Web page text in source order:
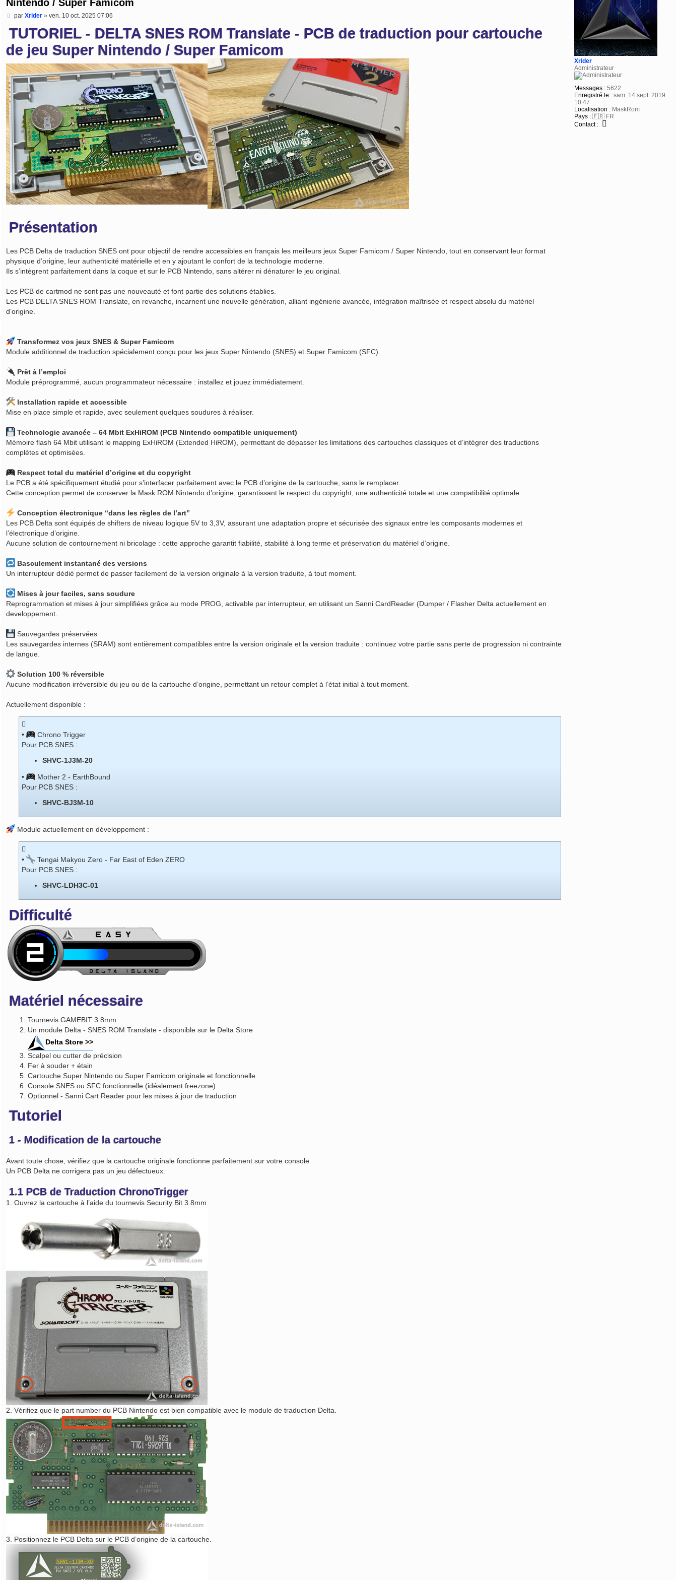
Xrider
Administrateur
Messages : 5622
Enregistré le : sam. 14 sept. 2019
10:47
Localisation : MaskRom
Pays : 🇫🇷 FR
Contact :
Nintendo / Super Famicom
M
s
a
g
e
par Xrider» ven. 10 oct. 2025 07:06
TUTORIEL - DELTA SNES ROM Translate - PCB de traduction pour cartouche
de jeu Super Nintendo / Super Famicom
Présentation
Les PCB Delta de traduction SNES ont pour objectif de rendre accessibles en français les meilleurs jeux Super Famicom / Super Nintendo, tout en conservant leur format
physique d’origine, leur authenticité matérielle et en y ajoutant le confort de la technologie moderne.
Ils s’intègrent parfaitement dans la coque et sur le PCB Nintendo, sans altérer ni dénaturer le jeu original.
Les PCB de cartmod ne sont pas une nouveauté et font partie des solutions établies.
Les PCB DELTA SNES ROM Translate, en revanche, incarnent une nouvelle génération, alliant ingénierie avancée, intégration maîtrisée et respect absolu du matériel
d’origine.
Transformez vos jeux SNES & Super Famicom
Module additionnel de traduction spécialement conçu pour les jeux Super Nintendo (SNES) et Super Famicom (SFC).
Prêt à l’emploi
Module préprogrammé, aucun programmateur nécessaire : installez et jouez immédiatement.
Installation rapide et accessible
Mise en place simple et rapide, avec seulement quelques soudures à réaliser.
Technologie avancée – 64 Mbit ExHiROM (PCB Nintendo compatible uniquement)
Mémoire flash 64 Mbit utilisant le mapping ExHiROM (Extended HiROM), permettant de dépasser les limitations des cartouches classiques et d’intégrer des traductions
complètes et optimisées.
Respect total du matériel d’origine et du copyright
Le PCB a été spécifiquement étudié pour s’interfacer parfaitement avec le PCB d’origine de la cartouche, sans le remplacer.
Cette conception permet de conserver la Mask ROM Nintendo d’origine, garantissant le respect du copyright, une authenticité totale et une compatibilité optimale.
Conception électronique “dans les règles de l’art”
Les PCB Delta sont équipés de shifters de niveau logique 5V to 3,3V, assurant une adaptation propre et sécurisée des signaux entre les composants modernes et
l’électronique d’origine.
Aucune solution de contournement ni bricolage : cette approche garantit fiabilité, stabilité à long terme et préservation du matériel d’origine.
Basculement instantané des versions
Un interrupteur dédié permet de passer facilement de la version originale à la version traduite, à tout moment.
Mises à jour faciles, sans soudure
Reprogrammation et mises à jour simplifiées grâce au mode PROG, activable par interrupteur, en utilisant un Sanni CardReader (Dumper / Flasher Delta actuellement en
developpement.
Sauvegardes préservées
Les sauvegardes internes (SRAM) sont entièrement compatibles entre la version originale et la version traduite : continuez votre partie sans perte de progression ni contrainte
de langue.
Solution 100 % réversible
Aucune modification irréversible du jeu ou de la cartouche d’origine, permettant un retour complet à l’état initial à tout moment.
Actuellement disponible :
•
Chrono Trigger
Pour PCB SNES :
SHVC-1J3M-20
•
Mother 2 - EarthBound
Pour PCB SNES :
SHVC-BJ3M-10
Module actuellement en développement :
•
Tengai Makyou Zero - Far East of Eden ZERO
Pour PCB SNES :
SHVC-LDH3C-01
Difficulté
Matériel nécessaire
Tournevis GAMEBIT 3.8mm
Un module Delta - SNES ROM Translate - disponible sur le Delta Store
Delta Store >>
Scalpel ou cutter de précision
Fer à souder + étain
Cartouche Super Nintendo ou Super Famicom originale et fonctionnelle
Console SNES ou SFC fonctionnelle (idéalement freezone)
Optionnel - Sanni Cart Reader pour les mises à jour de traduction
Tutoriel
1 - Modification de la cartouche
Avant toute chose, vérifiez que la cartouche originale fonctionne parfaitement sur votre console.
Un PCB Delta ne corrigera pas un jeu défectueux.
1.1 PCB de Traduction ChronoTrigger
1. Ouvrez la cartouche à l’aide du tournevis Security Bit 3.8mm
2. Vérifiez que le part number du PCB Nintendo est bien compatible avec le module de traduction Delta.
3. Positionnez le PCB Delta sur le PCB d’origine de la cartouche.